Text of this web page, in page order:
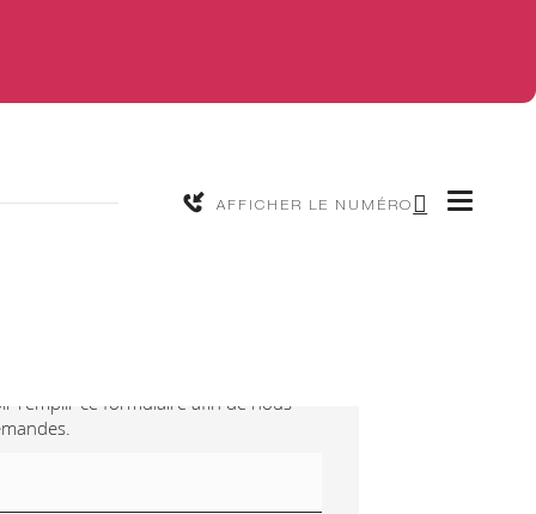
AFFICHER LE NUMÉRO
remplir ce formulaire afin de nous